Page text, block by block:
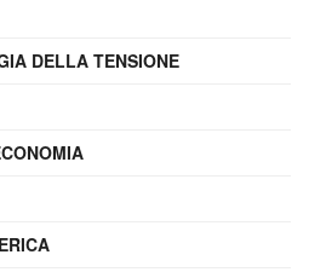
DELLA TENSIONE